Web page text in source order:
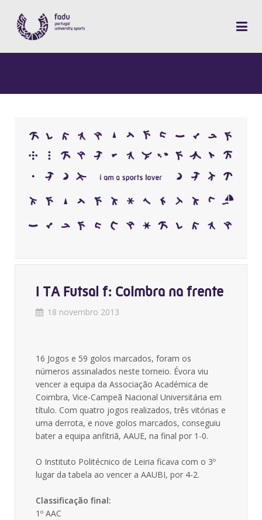
I TA Futsal f: Coimbra na frente
18 novembro 2013
16 Jogos e 59 golos marcados, foram os
números assinalados neste torneio. Évora viu
vencer a equipa da Associação Académica de
Coimbra, Vice-Campeã Nacional Universitária em
título. Com quatro jogos realizados, três vitórias e
uma derrota, e nove golos marcados, conseguiu
bater a equipa anfitriã, AAUE, na final por 1-0.
O Instituto Politécnico de Leiria ficava com o 3º
lugar da tabela ao vencer a AAUBI, por 4-2.
Classificação final:
1º AAC